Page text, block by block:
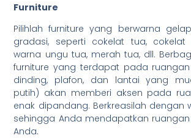
Furniture
Pilihlah furniture yang berwarna
gradasi, seperti cokelat tua,
warna ungu tua, merah tua, dll.
furniture yang terdapat pada
dinding, plafon, dan lantai yang
putih) akan memberi aksen pada
enak dipandang. Berkreasilah dengan
sehingga Anda mendapatkan
Anda.